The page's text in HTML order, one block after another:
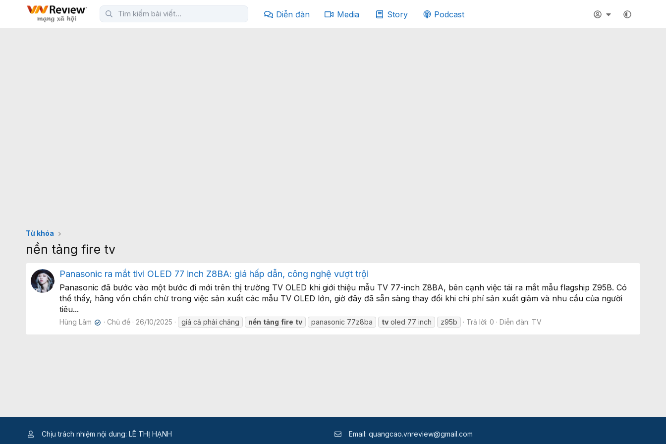
Diễn đàn Media Story Podcast
Từ khóa
nền tảng fire tv
Panasonic ra mắt tivi OLED 77 inch Z8BA: giá hấp dẫn, công nghệ vượt trội
Panasonic đã bước vào một bước đi mới trên thị trường TV OLED khi giới thiệu mẫu TV 77-inch Z8BA, bên cạnh việc tái ra mắt mẫu flagship Z95B. Có
thể thấy, hãng vốn chần chừ trong việc sản xuất các mẫu TV OLED lớn, giờ đây đã sẵn sàng thay đổi khi chi phí sản xuất giảm và nhu cầu của người
tiêu...
Hùng Lâm ✔ Chủ đề 26/10/2025 giá cả phải chăng nền tảng fire tv panasonic 77z8ba tv oled 77 inch z95b Trả lời: 0 Diễn đàn: TV
Chịu trách nhiệm nội dung: LÊ THỊ HẠNH Email: quangcao.vnreview@gmail.com